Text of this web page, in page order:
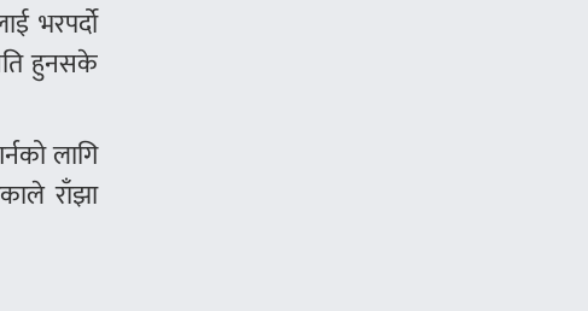
भरपर्दो
हुनसके
लागि
राँझा